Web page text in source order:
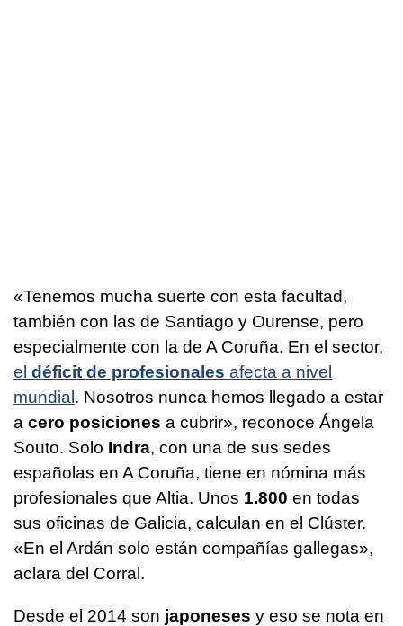
«Tenemos mucha suerte con esta facultad,
también con las de Santiago y Ourense, pero
especialmente con la de A Coruña. En el sector,
el déficit de profesionales afecta a nivel
mundial. Nosotros nunca hemos llegado a estar
a cero posiciones a cubrir», reconoce Ángela
Souto. Solo Indra, con una de sus sedes
españolas en A Coruña, tiene en nómina más
profesionales que Altia. Unos 1.800 en todas
sus oficinas de Galicia, calculan en el Clúster.
«En el Ardán solo están compañías gallegas»,
aclara del Corral.
Desde el 2014 son japoneses y eso se nota en